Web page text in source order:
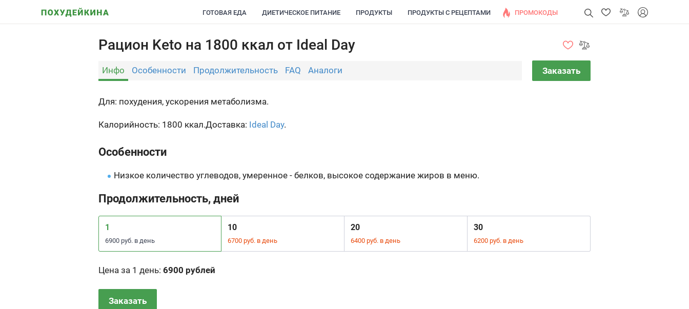
ГОТОВАЯ ЕДА ДИЕТИЧЕСКОЕ ПИТАНИЕ ПРОДУКТЫ ПРОДУКТЫ С РЕЦЕПТАМИ ПРОМОКОДЫ
Рацион Keto на 1800 ккал от Ideal Day
Инфо Особенности Продолжительность FAQ Аналоги Заказать
Для: похудения, ускорения метаболизма.
Калорийность: 1800 ккал.Доставка: Ideal Day.
Особенности
Низкое количество углеводов, умеренное - белков, высокое содержание жиров в меню.
Продолжительность, дней
1
6900 руб. в день
10
6700 руб. в день
20
6400 руб. в день
30
6200 руб. в день
Цена за 1 день: 6900 рублей
Заказать